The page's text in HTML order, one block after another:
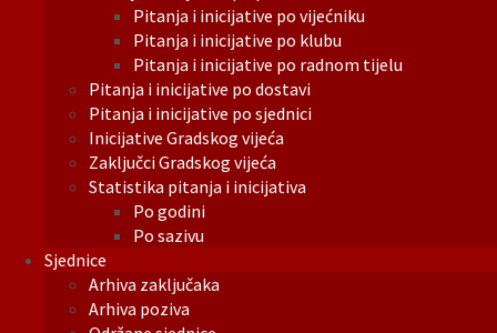
Pitanja i inicijative po vijećniku
Pitanja i inicijative po klubu
Pitanja i inicijative po radnom tijelu
Pitanja i inicijative po dostavi
Pitanja i inicijative po sjednici
Inicijative Gradskog vijeća
Zaključci Gradskog vijeća
Statistika pitanja i inicijativa
Po godini
Po sazivu
Sjednice
Arhiva zaključaka
Arhiva poziva